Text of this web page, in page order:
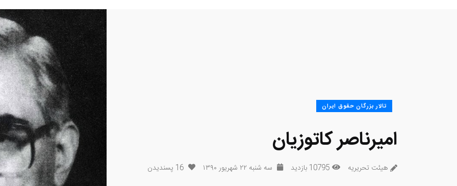
تالار بزرگان حقوق ایران
امیرناصر کاتوزیان
هیئت تحریریه 10795 بازدید سه شنبه ۲۲ شهریور ۱۳۹۰ 16 پسندیدن